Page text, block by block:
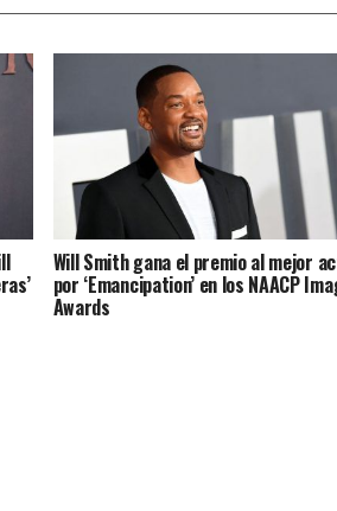
Will Smith gana el premio al mejor
por ‘Emancipation’ en los NAACP
Awards